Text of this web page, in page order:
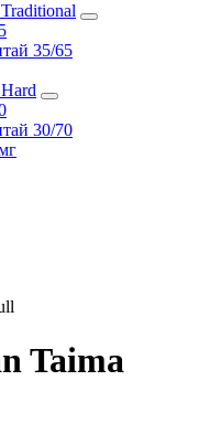
35/65
30/70
Taima